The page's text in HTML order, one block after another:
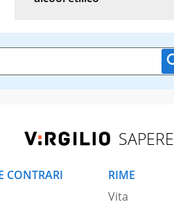
SAPERE
CONTRARI
RIME
Vita